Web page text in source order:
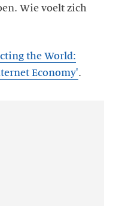
Wie voelt zich
the World:
Economy'.